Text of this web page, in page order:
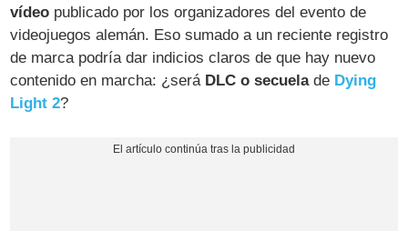
vídeo publicado por los organizadores del evento de
videojuegos alemán. Eso sumado a un reciente registro
de marca podría dar indicios claros de que hay nuevo
contenido en marcha: ¿será DLC o secuelade Dying
Light 2?